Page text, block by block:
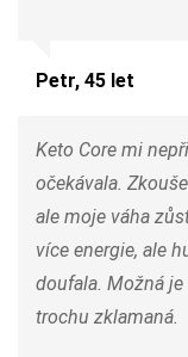
Petr, 45 let
Keto Core mi
očekávala.
ale moje váha
více energie, ale
doufala. Možná
trochu zklamaná.